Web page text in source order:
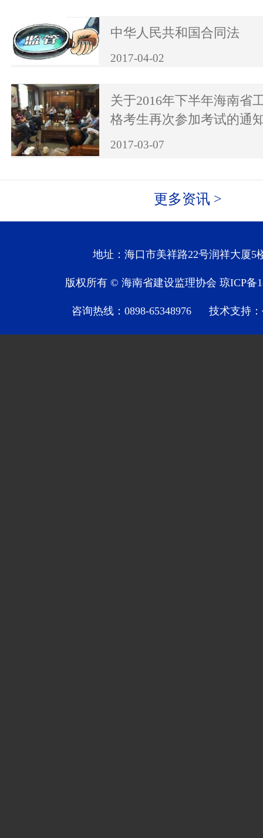
中华人民共和国合同法
2017-04-02
关于2016年下半年海南省
格考生再次参加考试的通
2017-03-07
更多资讯 >
地址：海口市美祥路22号润祥大厦5
版权所有 © 海南省建设监理协会琼ICP备
咨询热线：0898-65348976 技术支持：